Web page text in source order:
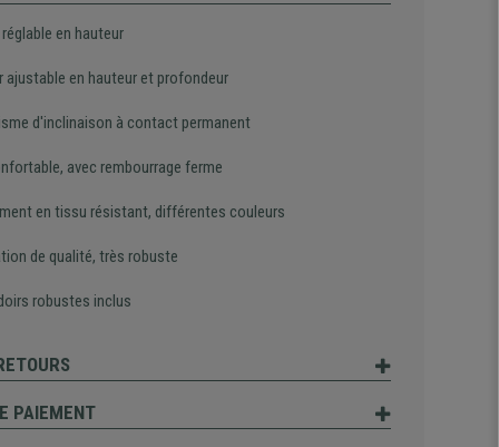
en hauteur
ajustable en hauteur et profondeur
d'inclinaison à contact permanent
avec rembourrage ferme
en tissu résistant, différentes couleurs
de qualité, très robuste
robustes inclus
PAIEMENT